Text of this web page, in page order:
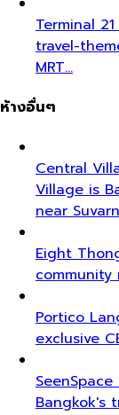
Terminal
travel-
MRT…
ห้างอื่นๆ
Central
Village is
near
Eight
community
Portico
exclusive
Bangkok's